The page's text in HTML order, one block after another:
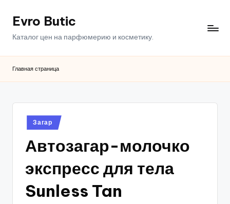
ПерейтиEvro Butic
Каталог цен на парфюмерию и косметику.
Главная страница
Опубликовано
в
Загар
Автозагар-молочко
экспресс для тела
Sunless Tan